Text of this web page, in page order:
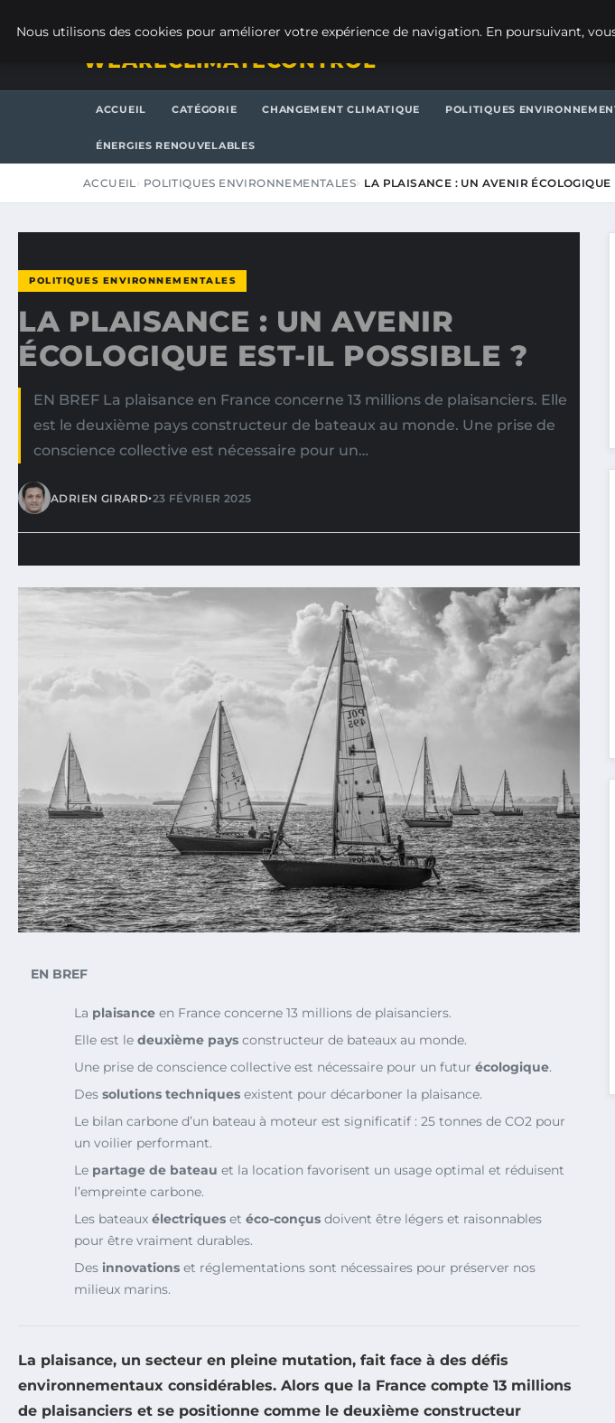
WEARECLIMATECONTROL
ACCUEIL CATÉGORIE CHANGEMENT CLIMATIQUE POLITIQUES
ÉNERGIES RENOUVELABLES
ACCUEIL POLITIQUES ENVIRONNEMENTALES LA PLAISANCE : UN AVENIR ÉCOLOGIQUE
POLITIQUES ENVIRONNEMENTALES
LA PLAISANCE : UN AVENIR
ÉCOLOGIQUE EST-IL POSSIBLE ?
EN BREF La plaisance en France concerne 13 millions de plaisanciers. Elle
est le deuxième pays constructeur de bateaux au monde. Une prise de
conscience collective est nécessaire pour un…
ADRIEN GIRARD•23 FÉVRIER 2025
EN BREF
La plaisance en France concerne 13 millions de plaisanciers.
Elle est le deuxième pays constructeur de bateaux au monde.
Une prise de conscience collective est nécessaire pour un futur écologique.
Des solutions techniques existent pour décarboner la plaisance.
Le bilan carbone d’un bateau à moteur est significatif : 25 tonnes de CO2 pour
un voilier performant.
Le partage de bateau et la location favorisent un usage optimal et réduisent
l’empreinte carbone.
Les bateaux électriques et éco-conçus doivent être légers et raisonnables
pour être vraiment durables.
Des innovations et réglementations sont nécessaires pour préserver nos
milieux marins.
La plaisance, un secteur en pleine mutation, fait face à des défis
environnementaux considérables. Alors que la France compte 13 millions
de plaisanciers et se positionne comme le deuxième constructeur
Nous utilisons des cookies pour améliorer votre expérience de navigation. En poursuivant,